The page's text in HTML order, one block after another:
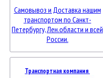
Самовывоз и Доставка нашим
транспортом по Санкт-
Петербургу, Лен.области и всей
России.
Транспортная компания